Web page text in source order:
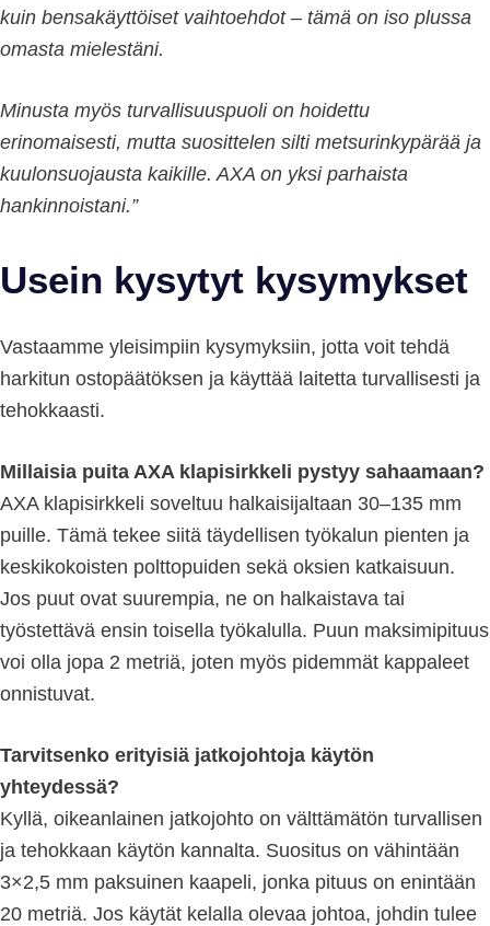
kuin bensakäyttöiset vaihtoehdot – tämä on iso plussa
omasta mielestäni.
Minusta myös turvallisuuspuoli on hoidettu
erinomaisesti, mutta suosittelen silti metsurinkypärää ja
kuulonsuojausta kaikille. AXA on yksi parhaista
hankinnoistani.”
Usein kysytyt kysymykset
Vastaamme yleisimpiin kysymyksiin, jotta voit tehdä
harkitun ostopäätöksen ja käyttää laitetta turvallisesti ja
tehokkaasti.
Millaisia puita AXA klapisirkkeli pystyy sahaamaan?
AXA klapisirkkeli soveltuu halkaisijaltaan 30–135 mm
puille. Tämä tekee siitä täydellisen työkalun pienten ja
keskikokoisten polttopuiden sekä oksien katkaisuun.
Jos puut ovat suurempia, ne on halkaistava tai
työstettävä ensin toisella työkalulla. Puun maksimipituus
voi olla jopa 2 metriä, joten myös pidemmät kappaleet
onnistuvat.
Tarvitsenko erityisiä jatkojohtoja käytön
yhteydessä?
Kyllä, oikeanlainen jatkojohto on välttämätön turvallisen
ja tehokkaan käytön kannalta. Suositus on vähintään
3×2,5 mm paksuinen kaapeli, jonka pituus on enintään
20 metriä. Jos käytät kelalla olevaa johtoa, johdin tulee